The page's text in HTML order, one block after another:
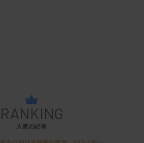
RANKING
人気の記事